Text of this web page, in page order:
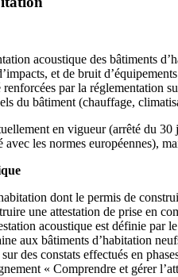
acoustique des bâtiments
et de bruit
renforcées par la réglementation
du bâtiment (chauffage,
en vigueur (arrêté du
les normes européennes),
dont le permis de
une attestation de prise en
acoustique est définie par
aux bâtiments d’habitation
sur des constats effectués en
« Comprendre et gérer